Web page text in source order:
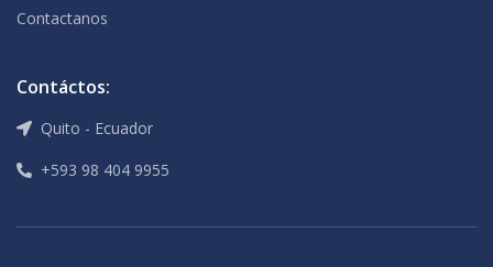
Contactanos
Contáctos:
Quito - Ecuador
+593 98 404 9955